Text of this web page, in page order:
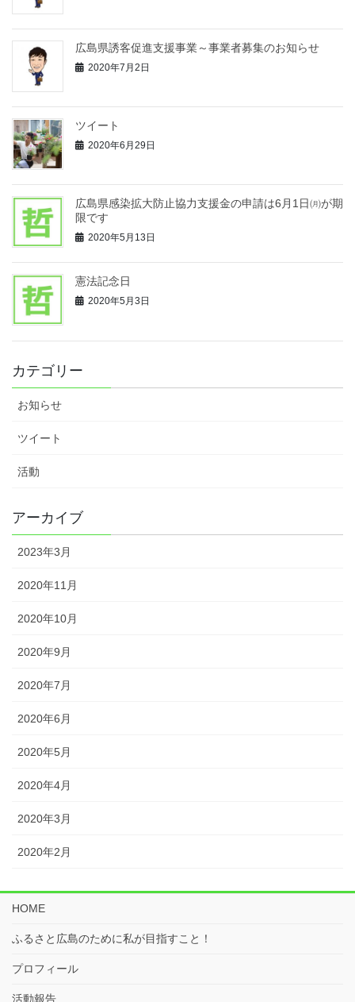
広島県誘客促進支援事業～事業者募集のお知らせ
2020年7月2日
ツイート
2020年6月29日
広島県感染拡大防止協力支援金の申請は6月1日㈪が期
限です
2020年5月13日
憲法記念日
2020年5月3日
カテゴリー
お知らせ
ツイート
活動
アーカイブ
2023年3月
2020年11月
2020年10月
2020年9月
2020年7月
2020年6月
2020年5月
2020年4月
2020年3月
2020年2月
HOME
ふるさと広島のために私が目指すこと！
プロフィール
活動報告